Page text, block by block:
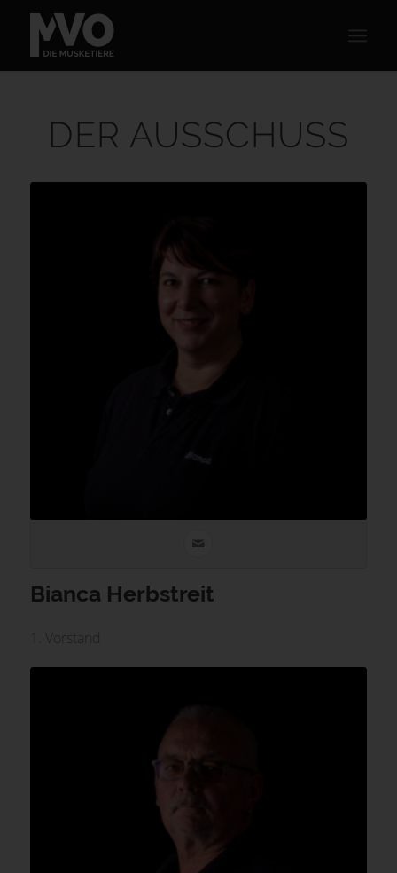
DER AUSSCHUSS
Bianca Herbstreit